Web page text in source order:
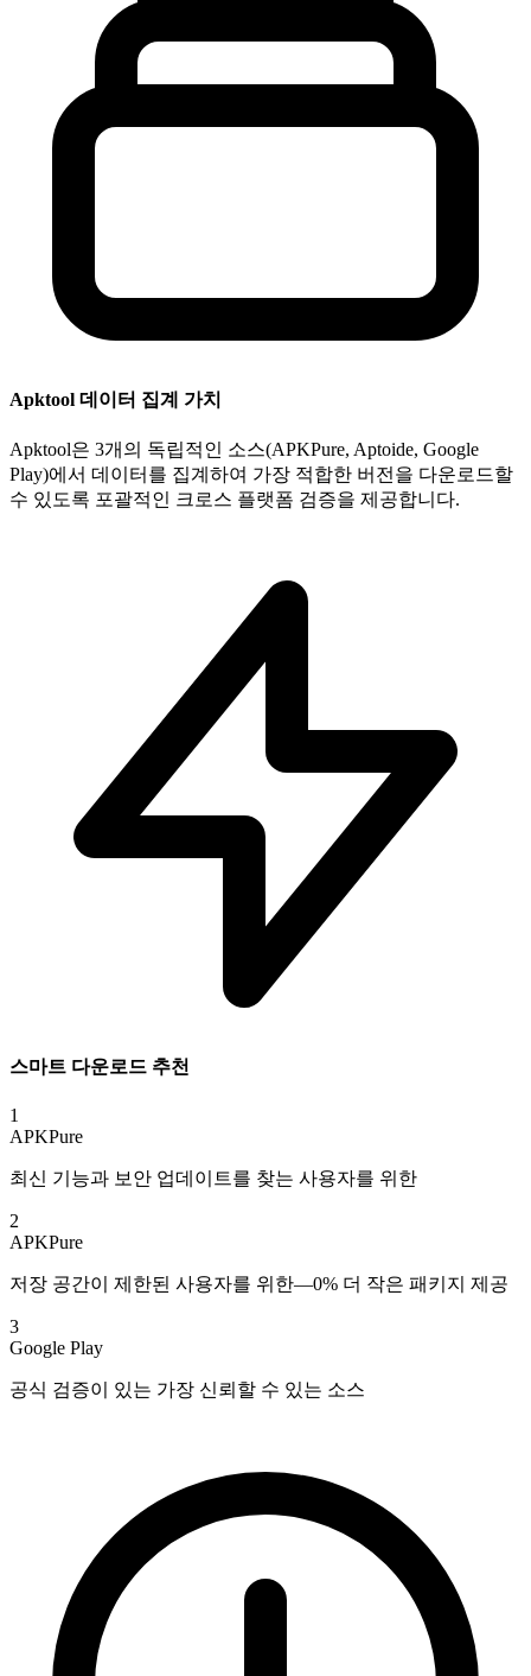
Apktool 데이터 집계 가치
Apktool은 3개의 독립적인 소스(APKPure, Aptoide, Google
Play)에서 데이터를 집계하여 가장 적합한 버전을 다운로드할
수 있도록 포괄적인 크로스 플랫폼 검증을 제공합니다.
스마트 다운로드 추천
1
APKPure
최신 기능과 보안 업데이트를 찾는 사용자를 위한
2
APKPure
저장 공간이 제한된 사용자를 위한—0% 더 작은 패키지 제공
3
Google Play
공식 검증이 있는 가장 신뢰할 수 있는 소스